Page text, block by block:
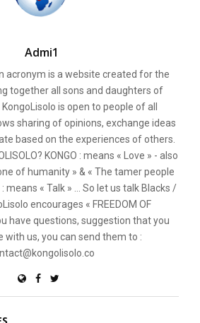
Admi1
acronym is a website created for the
together all sons and daughters of
is open to people of all
sharing of opinions, exchange ideas
based on the experiences of others.
KONGO : means « Love » - also
of humanity » & « The tamer people
means « Talk » ... So let us talk Blacks /
encourages « FREEDOM OF
have questions, suggestion that you
with us, you can send them to :